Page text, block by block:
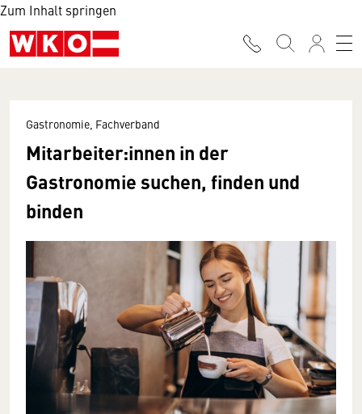
Zum Inhalt springen
Gastronomie, Fachverband
Mitarbeiter:innen in der
Gastronomie suchen, finden und
binden